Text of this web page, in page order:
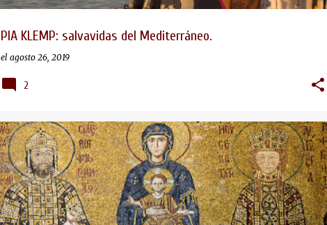
PIA KLEMP: salvavidas del Mediterráneo.
el agosto 26, 2019
2